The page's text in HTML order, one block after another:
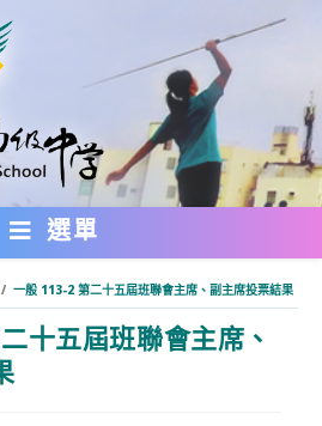
選單
/ 一般 113-2 第二十五屆班聯會主席、副主席投票結果
十五屆班聯會主席、